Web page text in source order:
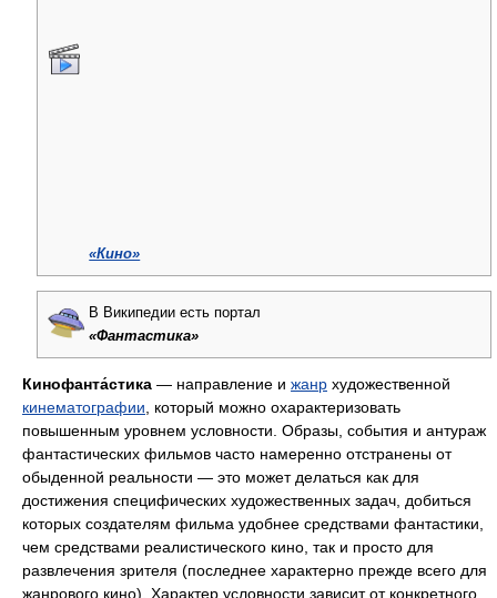
«Кино»
В Википедии есть портал
«Фантастика»
Кинофанта́стика — направление и жанр художественной
кинематографии , который можно охарактеризовать
повышенным уровнем условности. Образы, события и антураж
фантастических фильмов часто намеренно отстранены от
обыденной реальности — это может делаться как для
достижения специфических художественных задач, добиться
которых создателям фильма удобнее средствами фантастики,
чем средствами реалистического кино, так и просто для
развлечения зрителя (последнее характерно прежде всего для
жанрового кино). Характер условности зависит от конкретного